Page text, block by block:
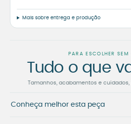
Mais sobre entrega e produção
PARA ESCOLHER
Tudo o que
Tamanhos, acabamentos e
Conheça melhor esta peça